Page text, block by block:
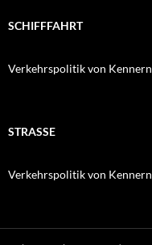
SCHIFFFAHRT
Verkehrspolitik von Kennern
STRASSE
Verkehrspolitik von Kennern